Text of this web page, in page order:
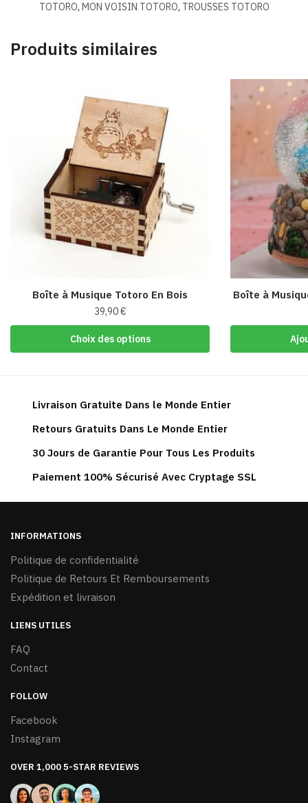
TOTORO, MON VOISIN TOTORO, TROUSSES TOTORO
Produits similaires
Boîte à Musique Totoro En Bois
39,90€
Choix des options
Ce
produit
variations.
options
peuvent
choisies
sur
produit
Boîte à
Livraison Gratuite Dans le Monde Entier
Retours Gratuits Dans Le Monde Entier
30 Jours de Garantie Pour Tous Les Produits
Paiement 100% Sécurisé Avec Cryptage SSL
INFORMATIONS
Politique de confidentialité
Politique de Retours Et Remboursements
Expédition et livraison
LIENS UTILES
FAQ
Contact
FOLLOW
Facebook
Instagram
OVER 1,000 5-STAR REVIEWS